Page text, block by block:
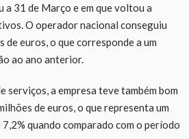
31 de Março e em que voltou a
O operador nacional conseguiu
de euros, o que corresponde a um
ao ano anterior.
serviços, a empresa teve também bom
de euros, o que representa um
quando comparado com o período